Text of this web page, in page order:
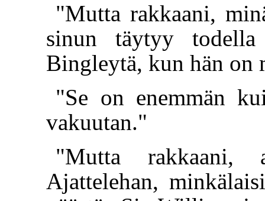
"Mutta rakkaani,
sinun täytyy todella
Bingleytä, kun hän on
"Se on enemmän
vakuutan."
"Mutta rakkaani,
Ajattelehan,